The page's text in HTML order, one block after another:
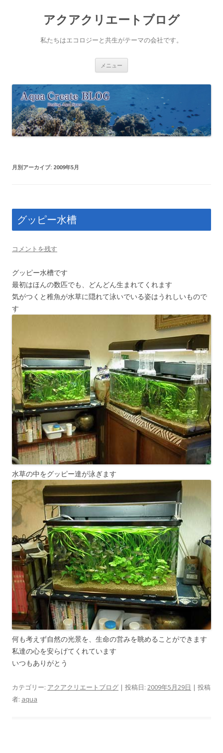
アクアクリエートブログ
私たちはエコロジーと共生がテーマの会社です。
メニュー
ン
へ
ス
キ
ッ
プ
月別アーカイブ: 2009年5月
グッピー水槽
コメントを残す
グッピー水槽です
最初はほんの数匹でも、どんどん生まれてくれます
気がつくと稚魚が水草に隠れて泳いでいる姿はうれしいもので
す
水草の中をグッピー達が泳ぎます
何も考えず自然の光景を、生命の営みを眺めることができます
私達の心を安らげてくれています
いつもありがとう
カテゴリー: アクアクリエートブログ | 投稿日: 2009年5月29日 | 投稿
者: aqua